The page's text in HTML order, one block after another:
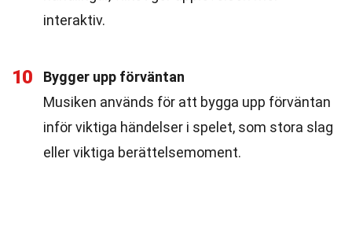
interaktiv.
10
Bygger upp förväntan
Musiken används för att bygga upp förväntan
inför viktiga händelser i spelet, som stora slag
eller viktiga berättelsemoment.